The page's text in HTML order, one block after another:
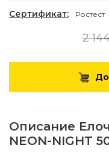
Сертификат: Ростест
2
Описание
NEON-NIGHT